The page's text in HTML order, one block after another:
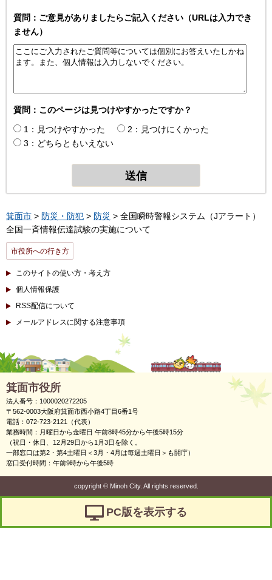
質問：ご意見がありましたらご記入ください（URLは入力でき
ません）
質問：このページは見つけやすかったですか？
1：見つけやすかった
2：見つけにくかった
3：どちらともいえない
箕面市 > 防災・防犯 > 防災 > 全国瞬時警報システム（Jアラート）
全国一斉情報伝達試験の実施について
市役所への行き方
このサイトの使い方・考え方
個人情報保護
RSS配信について
メールアドレスに関する注意事項
箕面市役所
法人番号：1000020272205
〒562-0003大阪府箕面市西小路4丁目6番1号
電話：072-723-2121（代表）
業務時間：月曜日から金曜日 午前8時45分から午後5時15分
（祝日・休日、12月29日から1月3日を除く。
一部窓口は第2・第4土曜日＜3月・4月は毎週土曜日＞も開庁）
窓口受付時間：午前9時から午後5時
copyright ©Minoh City. All rights reserved.
PC版を表示する